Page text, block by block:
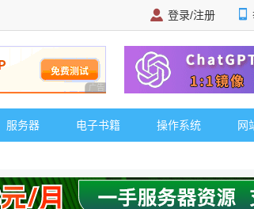
登录/注册
广告 商业广告，理性选择
服务器 电子书籍 操作系统 网